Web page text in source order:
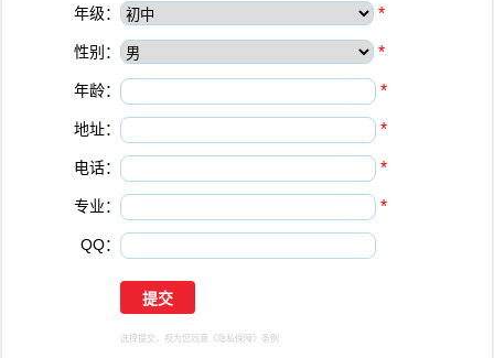
年级： *
性别： *
年龄： *
地址： *
电话： *
专业： *
QQ：
选择提交，视为您同意 《隐私保障》 条例